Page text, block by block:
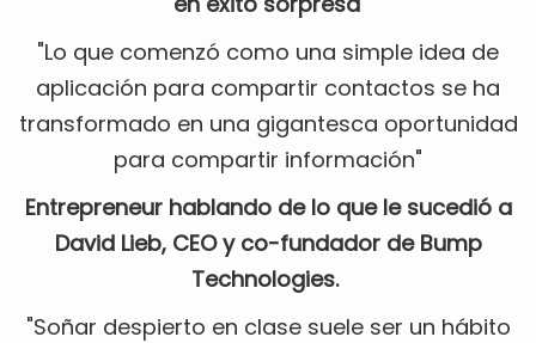
"Lo que comenzó como una simple idea de
aplicación para compartir contactos se ha
transformado en una gigantesca oportunidad
para compartir información"
Entrepreneur hablando de lo que le sucedió a
David Lieb, CEO y co-fundador de Bump
Technologies.
"Soñar despierto en clase suele ser un hábito